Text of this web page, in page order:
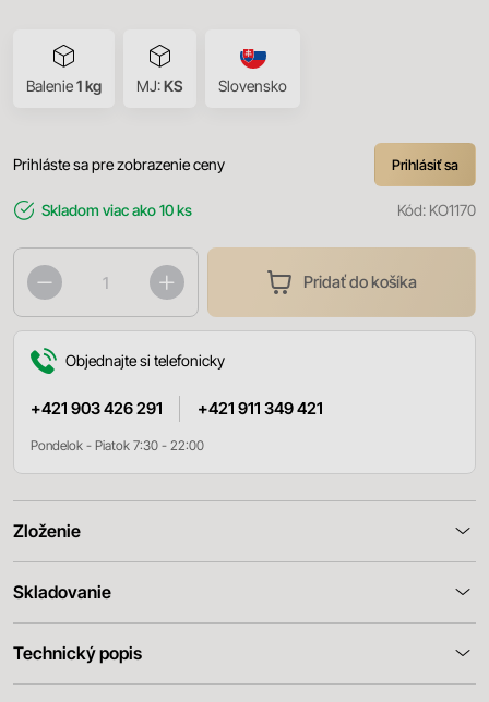
Balenie1 kg MJ:KS Slovensko
Prihláste sa pre zobrazenie ceny Prihlásiť sa
Skladom viac ako 10 ks Kód: KO1170
Pridať do košíka
Objednajte si telefonicky
+421 903 426 291 +421 911 349 421
Pondelok - Piatok 7:30 - 22:00
Zloženie
Skladovanie
Technický popis